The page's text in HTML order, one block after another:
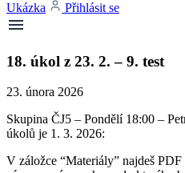
Ukázka
Přihlásit se
18. úkol z 23. 2. – 9. test
23. února 2026
Skupina ČJ5 – Pondělí 18:00 –
úkolů je 1. 3. 2026:
V záložce “Materiály” najdeš PDF